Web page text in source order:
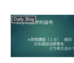
Daily Blog